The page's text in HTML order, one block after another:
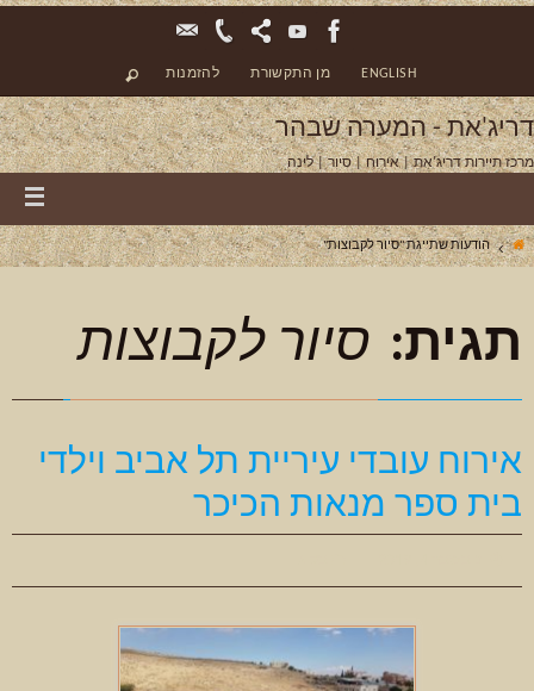
ENGLISH מן התקשורת להזמנות
דריג'את - המערה שבהר
מרכז תיירות דריג'את | אירוח | סיור | לינה
הודעות שתייגת "סיור לקבוצות"
תגית: סיור לקבוצות
אירוח עובדי עיריית תל אביב וילדי
בית ספר מנאות הכיכר